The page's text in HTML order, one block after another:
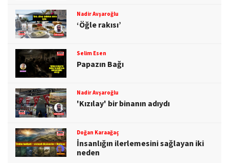
Nadir Avşaroğlu
‘Öğle rakısı’
Selim Esen
Papazın Bağı
Nadir Avşaroğlu
'Kızılay' bir binanın adıydı
Doğan Karaağaç
İnsanlığın ilerlemesini sağlayan iki
neden